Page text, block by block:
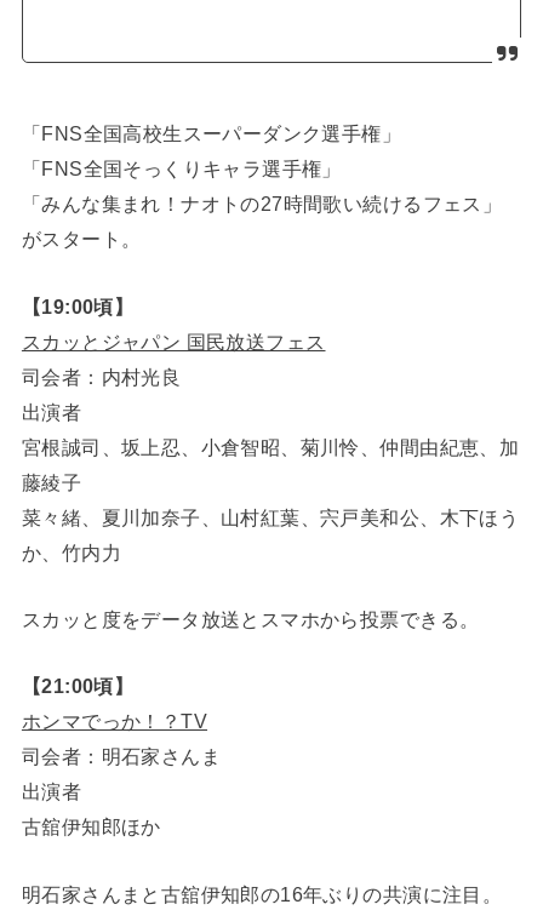
「FNS全国高校生スーパーダンク選手権」
「FNS全国そっくりキャラ選手権」
「みんな集まれ！ナオトの27時間歌い続けるフェス」
がスタート。
【19:00頃】
スカッとジャパン 国民放送フェス
司会者：内村光良
出演者
宮根誠司、坂上忍、小倉智昭、菊川怜、仲間由紀恵、加
藤綾子
菜々緒、夏川加奈子、山村紅葉、宍戸美和公、木下ほう
か、竹内力
スカッと度をデータ放送とスマホから投票できる。
【21:00頃】
ホンマでっか！？TV
司会者：明石家さんま
出演者
古舘伊知郎ほか
明石家さんまと古舘伊知郎の16年ぶりの共演に注目。